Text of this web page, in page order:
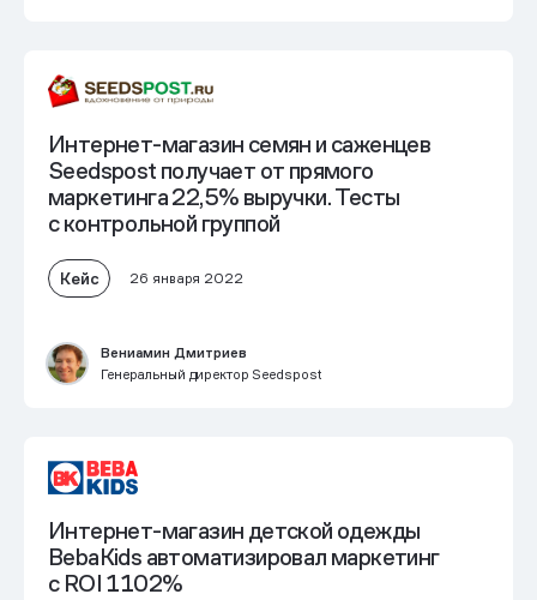
Интернет-магазин семян и саженцев
Seedspost получает от прямого
маркетинга 22,5% выручки. Тесты
с контрольной группой
Кейс 26 января 2022
Вениамин Дмитриев
Генеральный директор Seedspost
Интернет-магазин детской одежды
BebaKids автоматизировал маркетинг
с ROI 1102%